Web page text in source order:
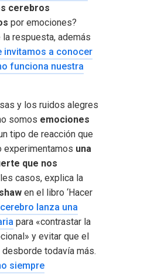
cerebros
por emociones?
respuesta, además
invitamos a conocer
funciona nuestra
y los ruidos alegres
somos emociones
tipo de reacción que
experimentamos una
que nos
casos, explica la
en el libro ‘Hacer
lanza una
para «contrastar la
y evitar que el
todavía más.
siempre